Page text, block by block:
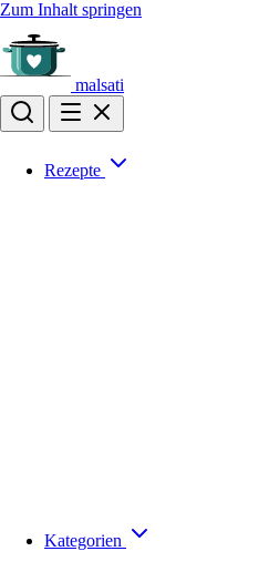
Zum Inhalt springen
malsati
Rezepte
Kategorien